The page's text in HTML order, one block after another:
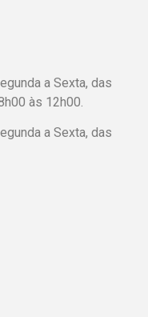
a Sexta, das
às 12h00.
a Sexta, das